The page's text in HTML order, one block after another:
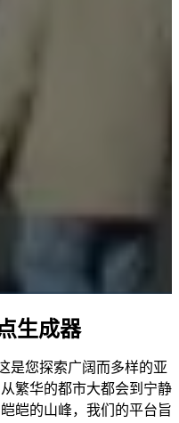
生成器
是您探索广阔而多样的亚
繁华的都市大都会到宁静
皑的山峰，我们的平台旨